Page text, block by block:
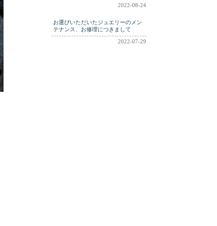
2022-08-24
お選びいただいたジュエリーのメン
テナンス、お修理につきまして
2022-07-29